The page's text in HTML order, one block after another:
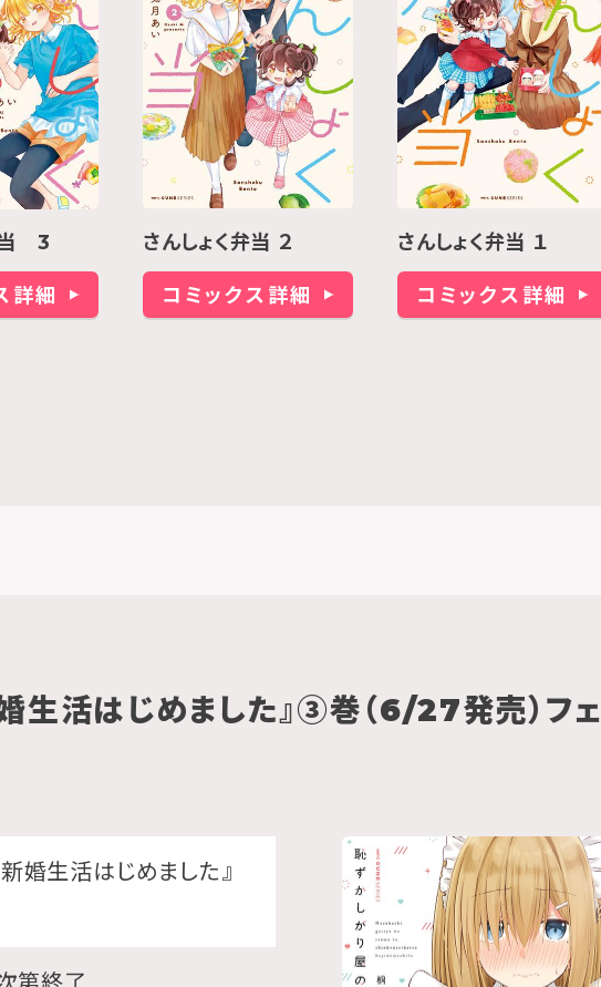
当 3
詳細
さんしょく弁当 ２
コミックス詳細
さんしょく弁当 １
コミックス詳細
生活はじめました』③巻（6/27発売）フェ
婚生活はじめました』